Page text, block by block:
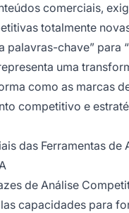
comerciais,
totalmente
palavras-chave” para
uma
como as marcas
competitivo e
das Ferramentas de
de Análise
capacidades para